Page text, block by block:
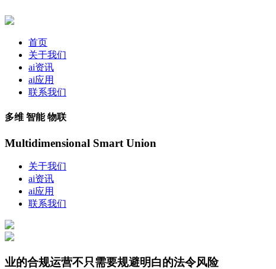
首页
关于我们
ai资讯
ai应用
联系我们
多维 智能 物联
Multidimensional Smart Union
关于我们
ai资讯
ai应用
联系我们
业的合规运营不只需要规避明白的法令风险